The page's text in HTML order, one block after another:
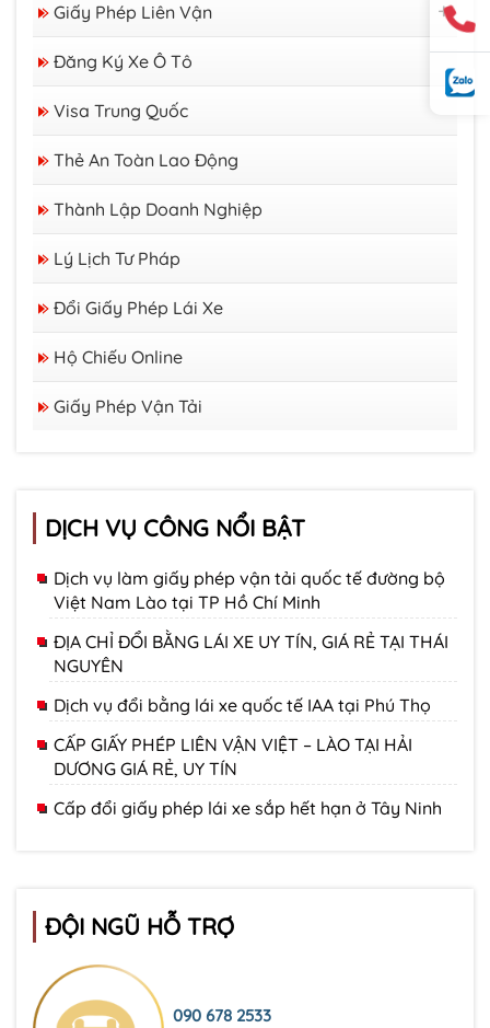
Giấy Phép Liên Vận
GP Liên Vận Việt - Lào
GP Liên Vận Việt - Campuchia
Đăng Ký Xe Ô Tô
Visa Trung Quốc
Thẻ An Toàn Lao Động
Thành Lập Doanh Nghiệp
Lý Lịch Tư Pháp
Đổi Giấy Phép Lái Xe
Hộ Chiếu Online
Giấy Phép Vận Tải
DỊCH VỤ CÔNG NỔI BẬT
Dịch vụ làm giấy phép vận tải quốc tế đường bộ
Việt Nam Lào tại TP Hồ Chí Minh
ĐỊA CHỈ ĐỔI BẰNG LÁI XE UY TÍN, GIÁ RẺ TẠI THÁI
NGUYÊN
Dịch vụ đổi bằng lái xe quốc tế IAA tại Phú Thọ
CẤP GIẤY PHÉP LIÊN VẬN VIỆT – LÀO TẠI HẢI
DƯƠNG GIÁ RẺ, UY TÍN
Cấp đổi giấy phép lái xe sắp hết hạn ở Tây Ninh
ĐỘI NGŨ HỖ TRỢ
090 678 2533